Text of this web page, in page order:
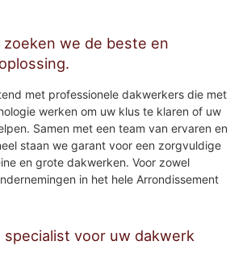
zoeken we de beste en
met professionele dakwerkers die met
werken om uw klus te klaren of uw
Samen met een team van ervaren en
staan we garant voor een zorgvuldige
en grote dakwerken. Voor zowel
in het hele Arrondissement
specialist voor uw dakwerk